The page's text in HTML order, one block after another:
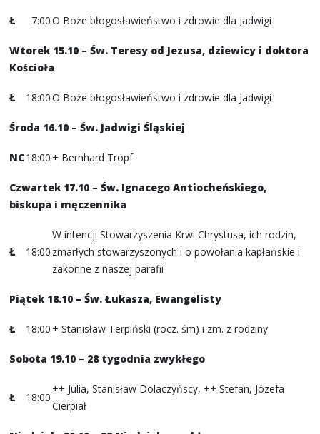
Ł 7:00O Boże błogosławieństwo i zdrowie dla Jadwigi
Wtorek 15.10 – Św. Teresy od Jezusa, dziewicy i doktora
Kościoła
Ł 18:00O Boże błogosławieństwo i zdrowie dla Jadwigi
Środa 16.10 – Św. Jadwigi Śląskiej
NC18:00 + Bernhard Tropf
Czwartek 17.10 – Św. Ignacego Antiocheńskiego,
biskupa i męczennika
Ł 18:00
W intencji Stowarzyszenia Krwi Chrystusa, ich rodzin,
zmarłych stowarzyszonych i o powołania kapłańskie i
zakonne z naszej parafii
Piątek 18.10 – Św. Łukasza, Ewangelisty
Ł 18:00 + Stanisław Terpiński (rocz. śm) i zm. z rodziny
Sobota 19.10 – 28 tygodnia zwykłego
Ł 18:00
++ Julia, Stanisław Dolaczyńscy, ++ Stefan, Józefa
Cierpiał